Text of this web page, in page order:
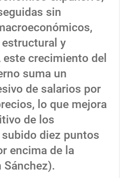
sin
y
crecimiento del
suma un
de salarios por
lo que mejora
de los
diez puntos
encima de la